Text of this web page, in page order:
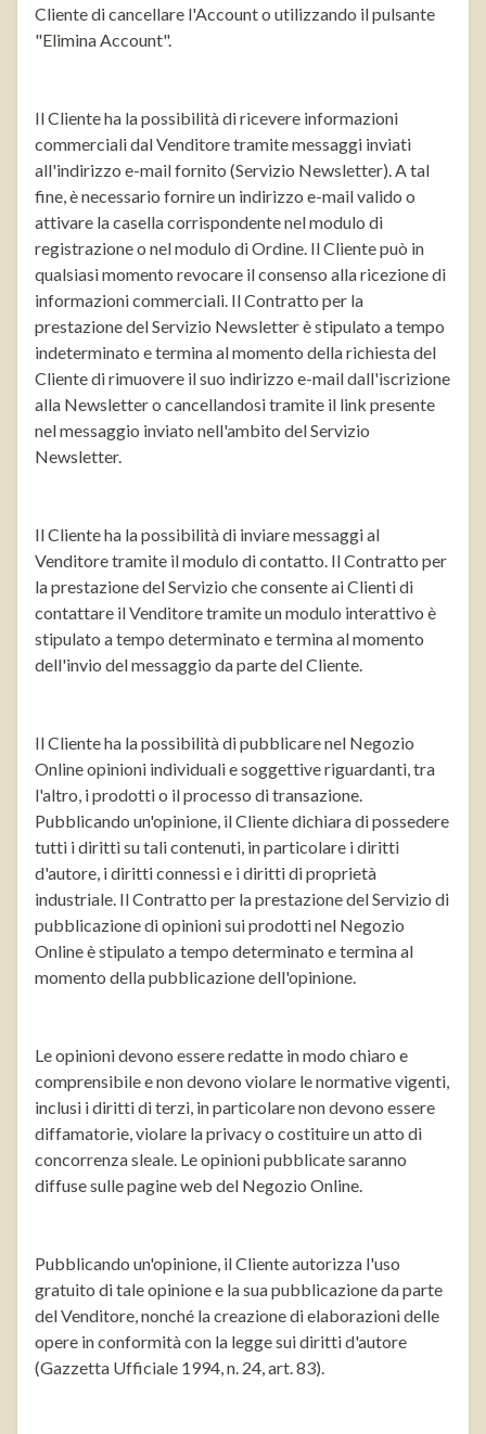
Cliente di cancellare l'Account o utilizzando il pulsante
"Elimina Account".
Il Cliente ha la possibilità di ricevere informazioni
commerciali dal Venditore tramite messaggi inviati
all'indirizzo e-mail fornito (Servizio Newsletter). A tal
fine, è necessario fornire un indirizzo e-mail valido o
attivare la casella corrispondente nel modulo di
registrazione o nel modulo di Ordine. Il Cliente può in
qualsiasi momento revocare il consenso alla ricezione di
informazioni commerciali. Il Contratto per la
prestazione del Servizio Newsletter è stipulato a tempo
indeterminato e termina al momento della richiesta del
Cliente di rimuovere il suo indirizzo e-mail dall'iscrizione
alla Newsletter o cancellandosi tramite il link presente
nel messaggio inviato nell'ambito del Servizio
Newsletter.
Il Cliente ha la possibilità di inviare messaggi al
Venditore tramite il modulo di contatto. Il Contratto per
la prestazione del Servizio che consente ai Clienti di
contattare il Venditore tramite un modulo interattivo è
stipulato a tempo determinato e termina al momento
dell'invio del messaggio da parte del Cliente.
Il Cliente ha la possibilità di pubblicare nel Negozio
Online opinioni individuali e soggettive riguardanti, tra
l'altro, i prodotti o il processo di transazione.
Pubblicando un'opinione, il Cliente dichiara di possedere
tutti i diritti su tali contenuti, in particolare i diritti
d'autore, i diritti connessi e i diritti di proprietà
industriale. Il Contratto per la prestazione del Servizio di
pubblicazione di opinioni sui prodotti nel Negozio
Online è stipulato a tempo determinato e termina al
momento della pubblicazione dell'opinione.
Le opinioni devono essere redatte in modo chiaro e
comprensibile e non devono violare le normative vigenti,
inclusi i diritti di terzi, in particolare non devono essere
diffamatorie, violare la privacy o costituire un atto di
concorrenza sleale. Le opinioni pubblicate saranno
diffuse sulle pagine web del Negozio Online.
Pubblicando un'opinione, il Cliente autorizza l'uso
gratuito di tale opinione e la sua pubblicazione da parte
del Venditore, nonché la creazione di elaborazioni delle
opere in conformità con la legge sui diritti d'autore
(Gazzetta Ufficiale 1994, n. 24, art. 83).